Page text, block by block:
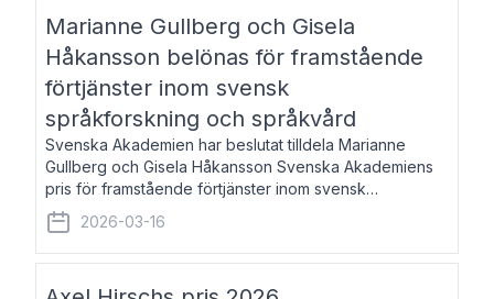
Marianne Gullberg och Gisela
Håkansson belönas för framstående
förtjänster inom svensk
språkforskning och språkvård
Svenska Akademien har beslutat tilldela Marianne
Gullberg och Gisela Håkansson Svenska Akademiens
pris för framstående förtjänster inom svensk
språkforskning och språkvård till minne av Carl Gabriel
och Karin Forsberg för år 2026. Prissumma
2026-03-16